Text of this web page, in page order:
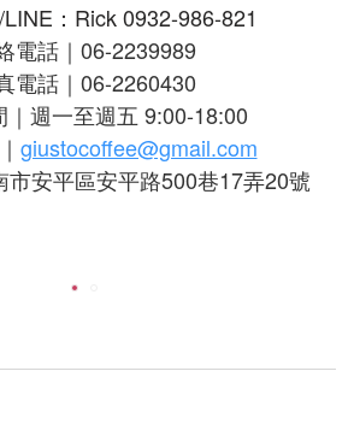
：Rick 0932-986-821
電話｜06-2239989
電話｜06-2260430
｜週一至週五 9:00-18:00
giustocoffee@gmail.com
市安平區安平路500巷17弄20號